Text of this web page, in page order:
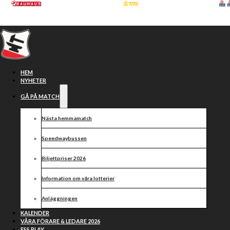
Hoppa till huvudinnehåll
HEM
NYHETER
GÅ PÅ MATCH
Nästa hemmamatch
Speedwaybussen
Biljettpriser 2026
Information om våra lotterier
Anläggningen
KALENDER
VÅRA FÖRARE & LEDARE 2026
Mathias Pollestad till
Smederna